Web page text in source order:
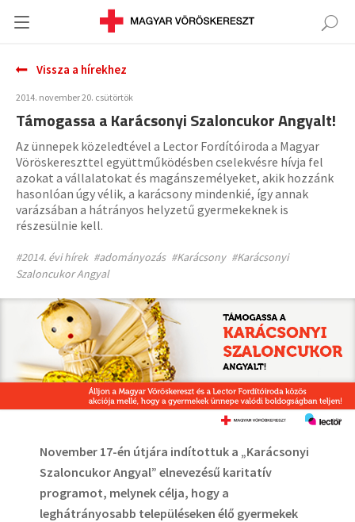
Vissza a hírekhez
2014. november 20. csütörtök
Támogassa a Karácsonyi Szaloncukor Angyalt!
Az ünnepek közeledtével a Lector Fordítóiroda a Magyar
Vöröskereszttel együttműködésben cselekvésre hívja fel
azokat a vállalatokat és magánszemélyeket, akik hozzánk
hasonlóan úgy vélik, a karácsony mindenkié, így annak
varázsában a hátrányos helyzetű gyermekeknek is
részesülnie kell.
#2014. évi hírek #adományozás #Karácsony #Karácsonyi
Szaloncukor Angyal
November 17-én útjára indítottuk a „Karácsonyi
Szaloncukor Angyal” elnevezésű karitatív
programot, melynek célja, hogy a
leghátrányosabb településeken élő gyermekek